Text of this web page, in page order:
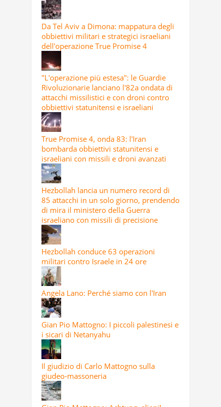
Da Tel Aviv a Dimona: mappatura degli
obbiettivi militari e strategici israeliani
dell'operazione True Promise 4
"L'operazione più estesa": le Guardie
Rivoluzionarie lanciano l'82a ondata di
attacchi missilistici e con droni contro
obbiettivi statunitensi e israeliani
True Promise 4, onda 83: l'Iran
bombarda obbiettivi statunitensi e
israeliani con missili e droni avanzati
Hezbollah lancia un numero record di
85 attacchi in un solo giorno, prendendo
di mira il ministero della Guerra
israeliano con missili di precisione
Hezbollah conduce 63 operazioni
militari contro Israele in 24 ore
Angela Lano: Perché siamo con l'Iran
Gian Pio Mattogno: I piccoli palestinesi e
i sicari di Netanyahu
Il giudizio di Carlo Mattogno sulla
giudeo-massoneria